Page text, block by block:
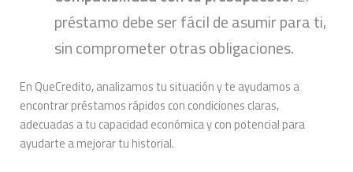
préstamo debe ser fácil de asumir para ti,
sin comprometer otras obligaciones.
En QueCredito, analizamos tu situación y te ayudamos a
encontrar préstamos rápidos con condiciones claras,
adecuadas a tu capacidad económica y con potencial para
ayudarte a mejorar tu historial.